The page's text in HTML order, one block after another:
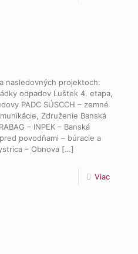
nasledovných projektoch:
odpadov Luštek 4. etapa,
PADC SÚSCCH – zemné
Združenie Banská
– INPEK – Banská
povodňami – búracie a
– Obnova […]
Viac